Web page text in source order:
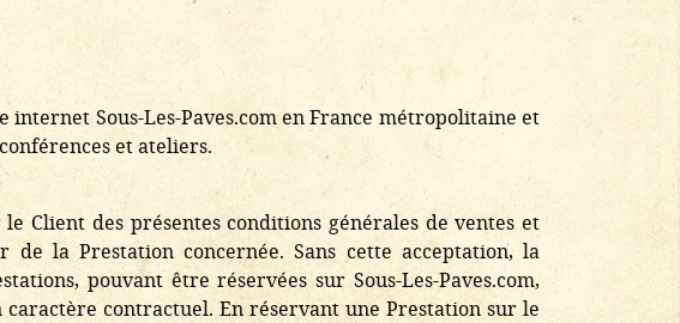
Sous-Les-Paves.com en France métropolitaine et
et ateliers.
Client des présentes conditions générales de ventes et
de la Prestation concernée. Sans cette acceptation, la
pouvant être réservées sur Sous-Les-Paves.com,
caractère contractuel. En réservant une Prestation sur le